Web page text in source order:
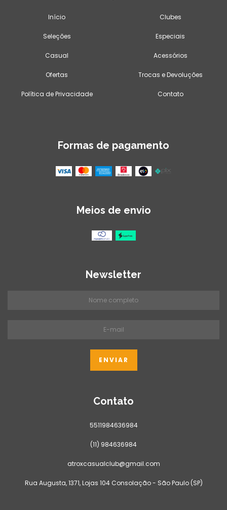
Início Clubes
Seleções Especiais
Casual Acessórios
Ofertas Trocas e Devoluções
Política de Privacidade Contato
Formas de pagamento
Meios de envio
Newsletter
Contato
5511984636984
(11) 984636984
atroxcasualclub@gmail.com
Rua Augusta, 1371, Lojas 104 Consolação - São Paulo (SP)